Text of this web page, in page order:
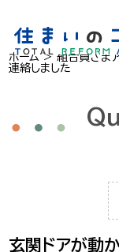
ホーム>組合員さま
連絡しました
玄関ドアが動